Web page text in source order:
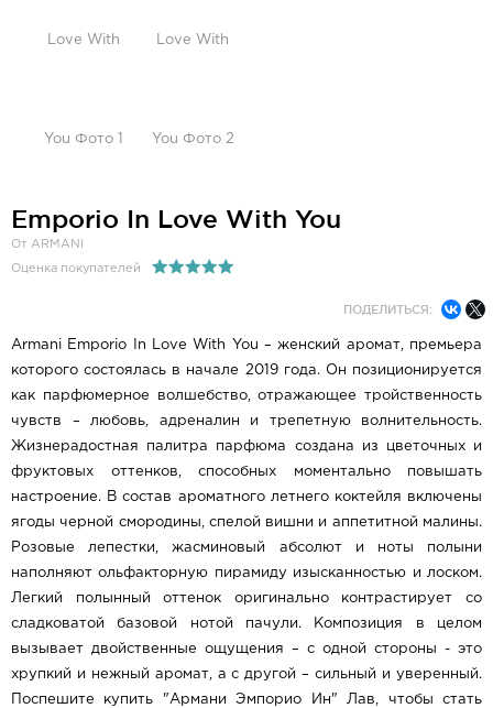
Emporio In Love With You
От ARMANI
Оценка покупателей
ПОДЕЛИТЬСЯ:
Armani Emporio In Love With You – женский аромат, премьера
которого состоялась в начале 2019 года. Он позиционируется
как парфюмерное волшебство, отражающее тройственность
чувств – любовь, адреналин и трепетную волнительность.
Жизнерадостная палитра парфюма создана из цветочных и
фруктовых оттенков, способных моментально повышать
настроение. В состав ароматного летнего коктейля включены
ягоды черной смородины, спелой вишни и аппетитной малины.
Розовые лепестки, жасминовый абсолют и ноты полыни
наполняют ольфакторную пирамиду изысканностью и лоском.
Легкий полынный оттенок оригинально контрастирует со
сладковатой базовой нотой пачули. Композиция в целом
вызывает двойственные ощущения – с одной стороны - это
хрупкий и нежный аромат, а с другой – сильный и уверенный.
Поспешите купить "Армани Эмпорио Ин" Лав, чтобы стать